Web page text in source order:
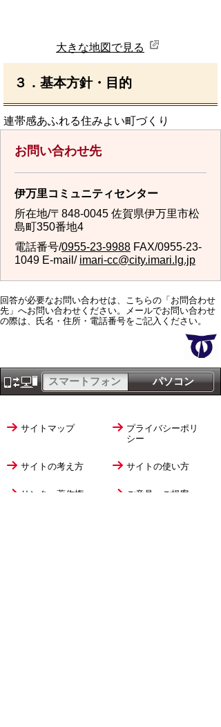
大きな地図で見る
３．基本方針・目的
連帯感あふれる住みよい町づくり
お問い合わせ先
伊万里コミュニティセンター
所在地/〒848-0045 佐賀県伊万里市松
島町350番地4
電話番号/0955-23-9988 FAX/0955-23-
1049 E-mail/ imari-cc@city.imari.lg.jp
回答が必要なお問い合わせは、こちらの「お問合わせ
先」へお問い合わせください。メールでお問い合わせ
の際は、氏名・住所・電話番号をご記入ください。
パソコン
スマートフォン
サイトマップ
プライバシーポリ
シー
サイトの考え方 サイトの使い方
リンク・著作権 ご意見・ご提案